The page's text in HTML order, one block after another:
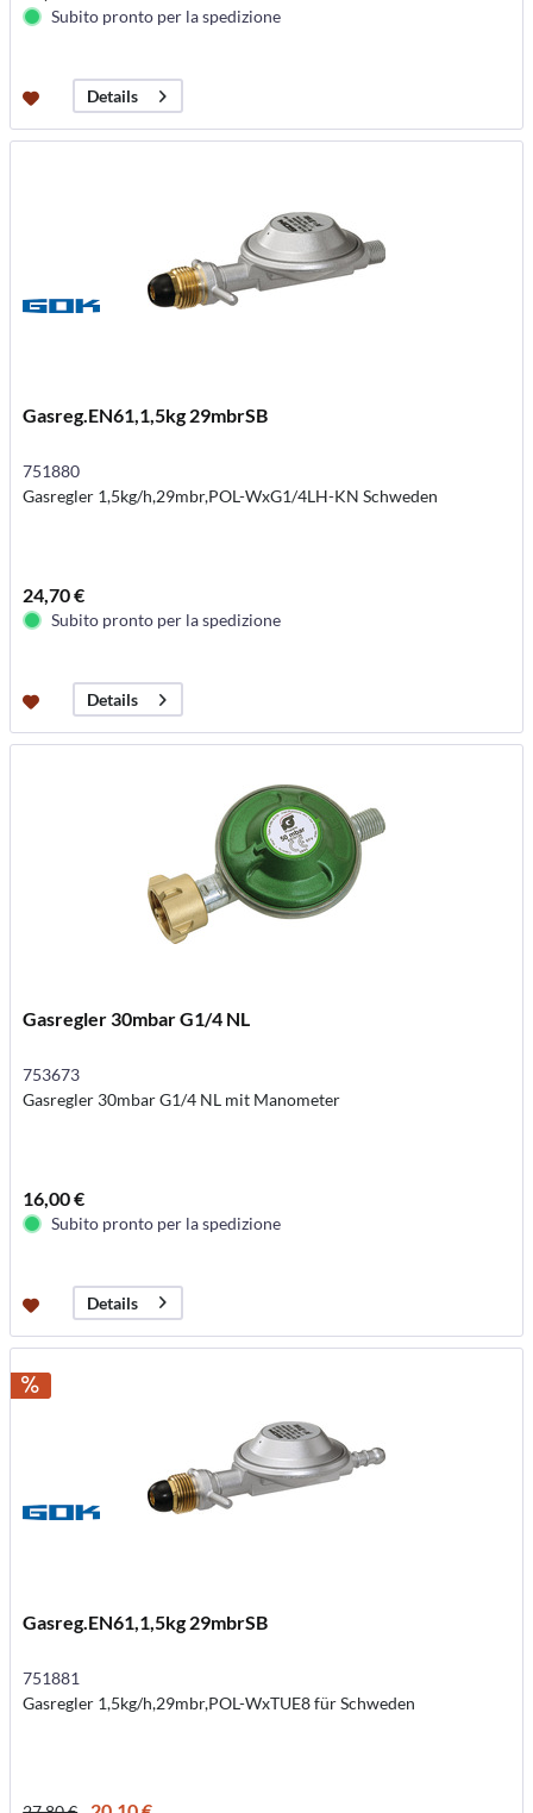
Subito pronto per la spedizione
Details
Gasreg.EN61,1,5kg 29mbrSB
751880
Gasregler 1,5kg/h,29mbr,POL-WxG1/4LH-KN Schweden
24,70 €
Subito pronto per la spedizione
Details
Gasregler 30mbar G1/4 NL
753673
Gasregler 30mbar G1/4 NL mit Manometer
16,00 €
Subito pronto per la spedizione
Details
Gasreg.EN61,1,5kg 29mbrSB
751881
Gasregler 1,5kg/h,29mbr,POL-WxTUE8 für Schweden